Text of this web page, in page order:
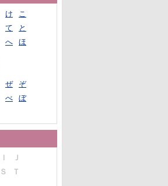
け
こ
て
と
へ
ほ
ぜ
ぞ
べ
ぼ
Ｉ
Ｊ
Ｓ
Ｔ